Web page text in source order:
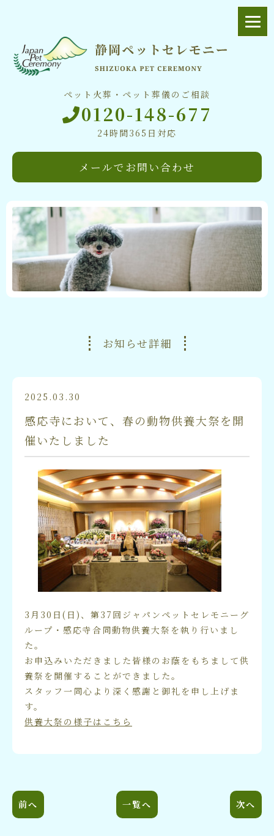
ペット火葬・ペット葬儀のご相談
0120-148-677
24時間365日対応
メールでお問い合わせ
お知らせ詳細
2025.03.30
感応寺において、春の動物供養大祭を開
催いたしました
3月30日(日)、第37回ジャパンペットセレモニーグ
ループ・感応寺合同動物供養大祭を執り行いまし
た。
お申込みいただきました皆様のお蔭をもちまして供
養祭を開催することができました。
スタッフ一同心より深く感謝と御礼を申し上げま
す。
供養大祭の様子はこちら
前へ 一覧へ 次へ